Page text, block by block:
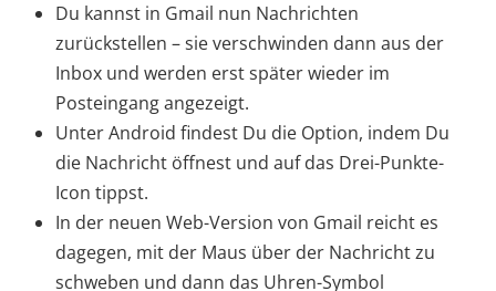
Du kannst in Gmail nun Nachrichten
zurückstellen – sie verschwinden dann aus der
Inbox und werden erst später wieder im
Posteingang angezeigt.
Unter Android findest Du die Option, indem Du
die Nachricht öffnest und auf das Drei-Punkte-
Icon tippst.
In der neuen Web-Version von Gmail reicht es
dagegen, mit der Maus über der Nachricht zu
schweben und dann das Uhren-Symbol